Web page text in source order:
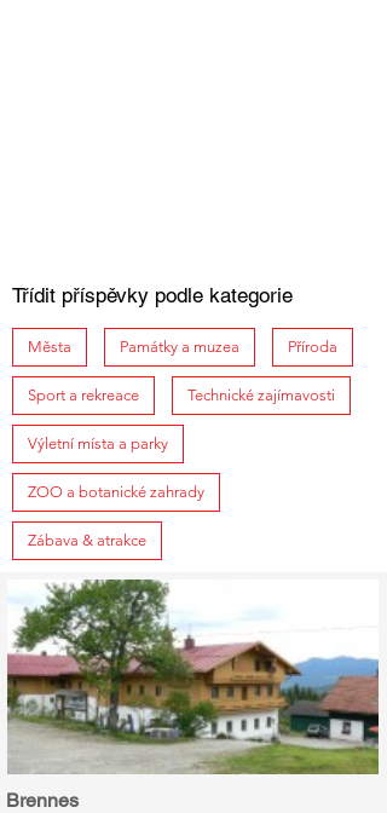
Třídit příspěvky podle kategorie
Města Památky a muzea Příroda
Sport a rekreace Technické zajímavosti
Výletní místa a parky
ZOO a botanické zahrady
Zábava & atrakce
Brennes